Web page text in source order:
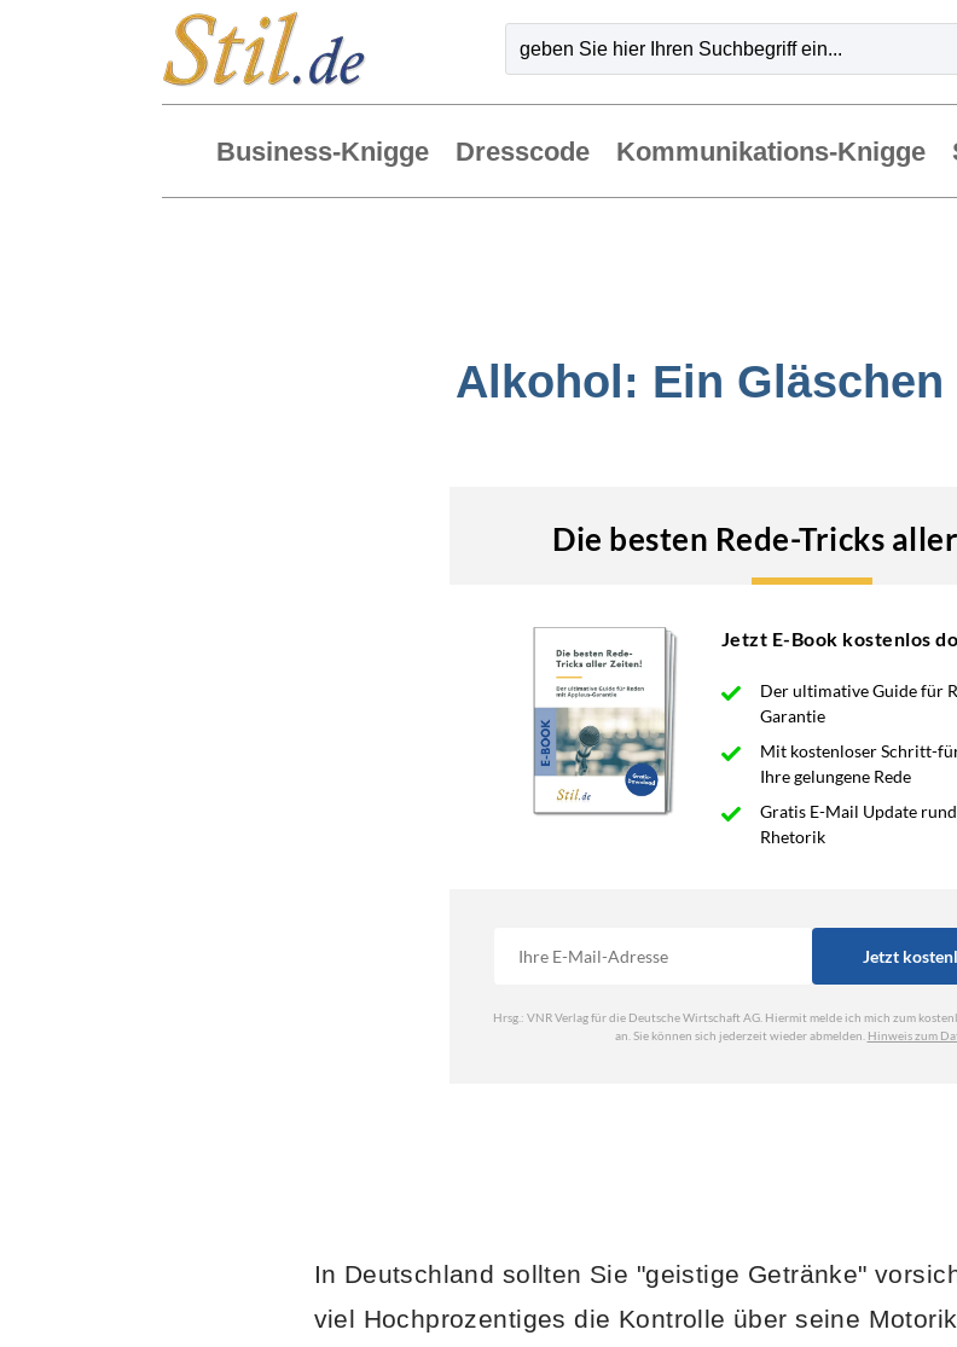
Business-Knigge Dresscode Kommunikations-Knigge
Alkohol: Ein Gläschen
In Deutschland sollten Sie "geistige Getränke"
viel Hochprozentiges die Kontrolle über seine